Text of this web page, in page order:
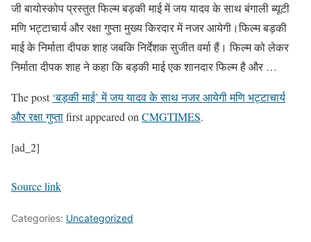
जी बायोस्कोप प्रस्तुत फिल्म बड़की माई में जय यादव के साथ बंगाली ब्यूटी
मणि भट्टाचार्य और रक्षा गुप्ता मुख्य किरदार में नजर आयेगी।फिल्म बड़की
माई के निर्माता दीपक शाह जबकि निर्देशक सुजीत वर्मा हैं। फिल्म को लेकर
निर्माता दीपक शाह ने कहा कि बड़की माई एक शानदार फिल्म है और …
The post ‘बड़की माई’ में जय यादव के साथ नजर आयेगी मणि भट्टाचार्य
और रक्षा गुप्ताfirst appeared on CMGTIMES.
[ad_2]
Source link
Categories: Uncategorized